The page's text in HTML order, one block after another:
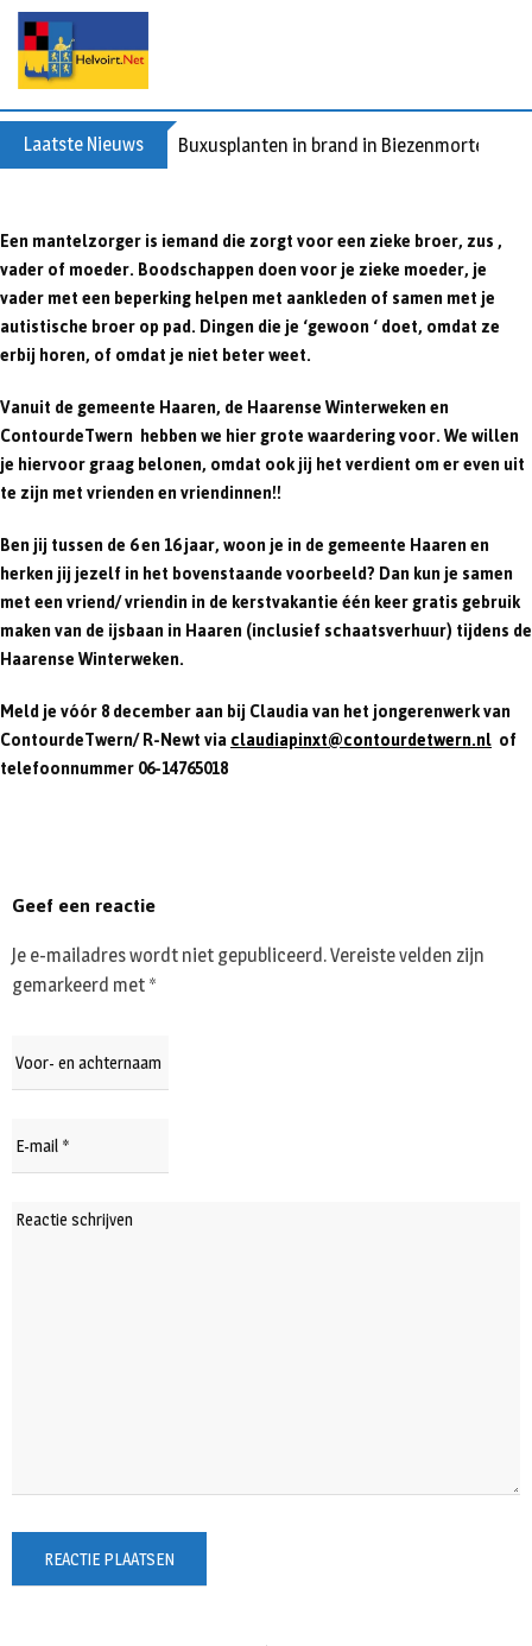
t
n
t
e
n
t
Laatste Nieuws Buxusplanten in brand in Biezenmortel,
Een mantelzorger is iemand die zorgt voor een zieke broer, zus ,
vader of moeder. Boodschappen doen voor je zieke moeder, je
vader met een beperking helpen met aankleden of samen met je
autistische broer op pad. Dingen die je ‘gewoon ‘ doet, omdat ze
erbij horen, of omdat je niet beter weet.
Vanuit de gemeente Haaren, de Haarense Winterweken en
ContourdeTwern hebben we hier grote waardering voor. We willen
je hiervoor graag belonen, omdat ook jij het verdient om er even uit
te zijn met vrienden en vriendinnen!!
Ben jij tussen de 6 en 16 jaar, woon je in de gemeente Haaren en
herken jij jezelf in het bovenstaande voorbeeld? Dan kun je samen
met een vriend/ vriendin in de kerstvakantie één keer gratis gebruik
maken van de ijsbaan in Haaren (inclusief schaatsverhuur) tijdens de
Haarense Winterweken.
Meld je vóór 8 december aan bij Claudia van het jongerenwerk van
ContourdeTwern/ R-Newt viaclaudiapinxt@contourdetwern.nl of
telefoonnummer 06-14765018
Geef een reactie
Je e-mailadres wordt niet gepubliceerd.Vereiste velden zijn
gemarkeerd met *